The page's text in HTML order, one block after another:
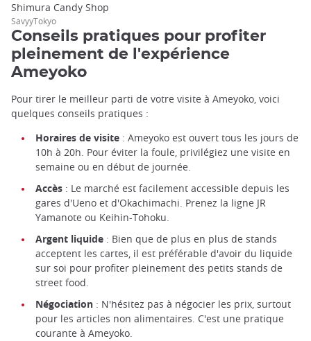
Shimura Candy Shop
SavyyTokyo
Conseils pratiques pour profiter
pleinement de l'expérience
Ameyoko
Pour tirer le meilleur parti de votre visite à Ameyoko, voici
quelques conseils pratiques :
Horaires de visite : Ameyoko est ouvert tous les jours de
10h à 20h. Pour éviter la foule, privilégiez une visite en
semaine ou en début de journée.
Accès : Le marché est facilement accessible depuis les
gares d'Ueno et d'Okachimachi. Prenez la ligne JR
Yamanote ou Keihin-Tohoku.
Argent liquide : Bien que de plus en plus de stands
acceptent les cartes, il est préférable d'avoir du liquide
sur soi pour profiter pleinement des petits stands de
street food.
Négociation : N'hésitez pas à négocier les prix, surtout
pour les articles non alimentaires. C'est une pratique
courante à Ameyoko.